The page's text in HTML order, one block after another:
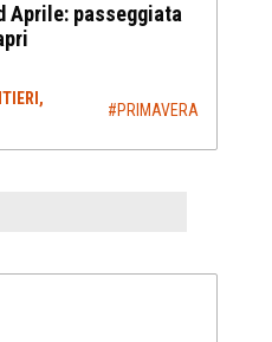
Aprile: passeggiata
#PRIMAVERA